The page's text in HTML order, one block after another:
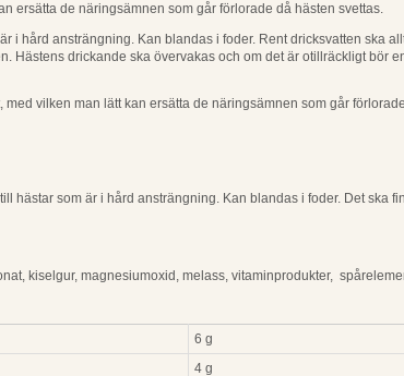
ersätta de näringsämnen som går förlorade då hästen svettas.
i hård ansträngning. Kan blandas i foder. Rent dricksvatten ska
Hästens drickande ska övervakas och om det är otillräckligt bör
vilken man lätt kan ersätta de näringsämnen som går
hästar som är i hård ansträngning. Kan blandas i foder. Det ska
kiselgur, magnesiumoxid, melass, vitaminprodukter,
6 g
4 g